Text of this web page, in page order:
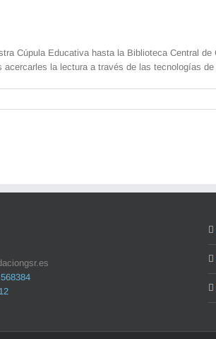
Cúpula Educativa hasta la Biblioteca Central
la lectura a través de las tecnologías